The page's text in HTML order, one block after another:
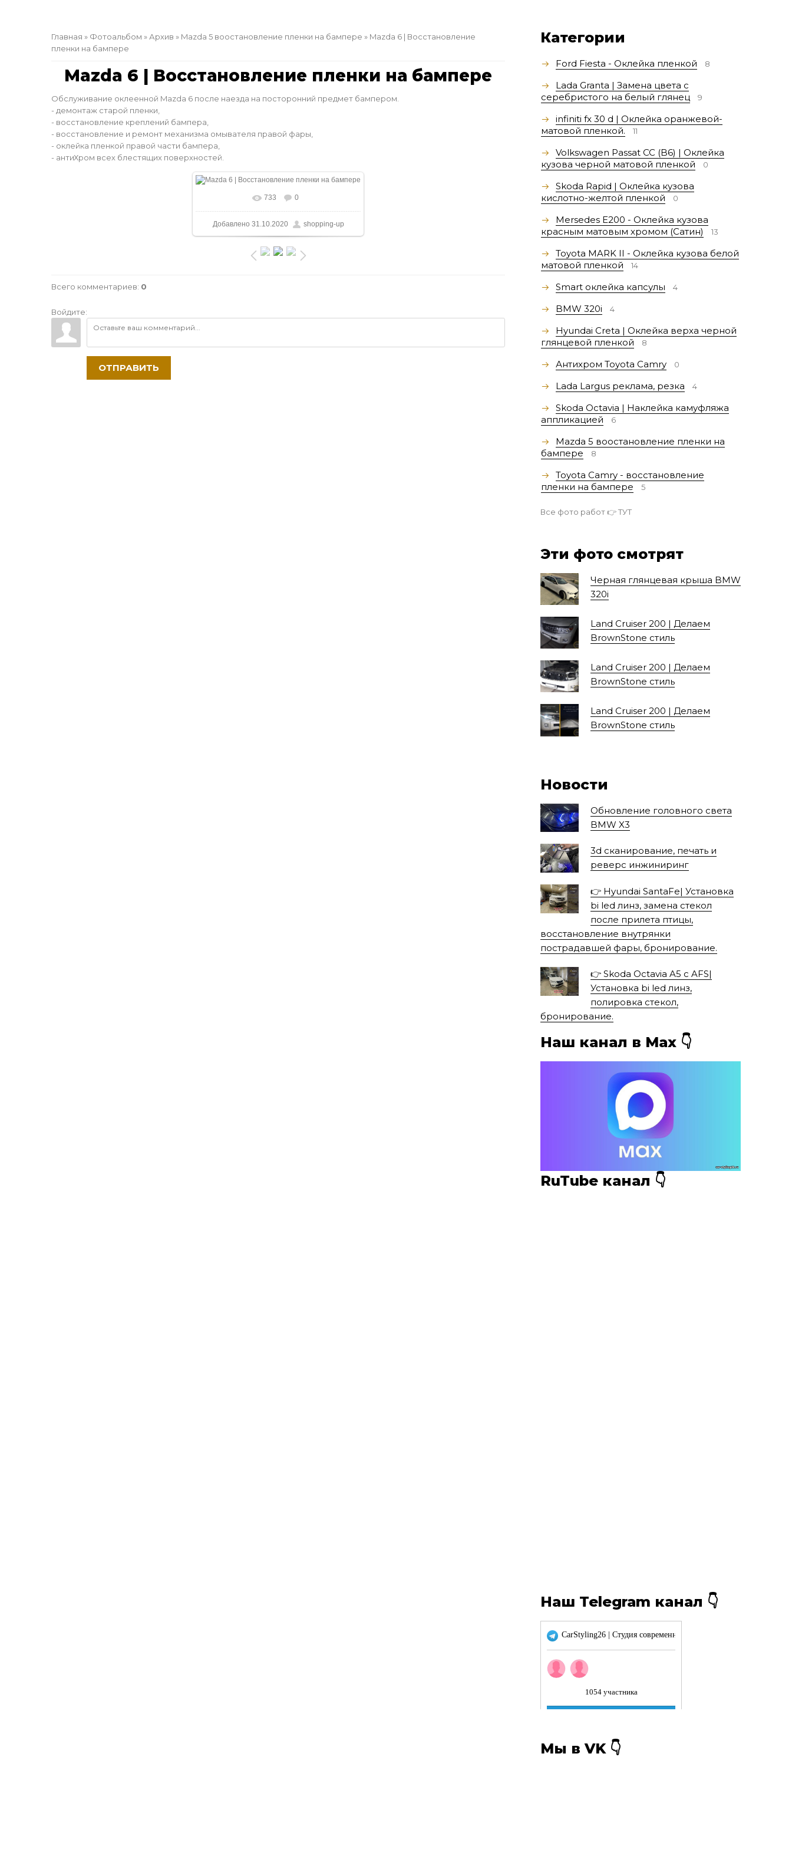
Главная » Фотоальбом » Архив » Mazda 5 воостановление пленки на бампере » Mazda 6 | Восстановление
пленки на бампере
Mazda 6 | Восстановление пленки на бампере
Обслуживание оклеенной Mazda 6 после наезда на посторонний предмет бампером.
- демонтаж старой пленки,
- восстановление креплений бампера,
- восстановление и ремонт механизма омывателя правой фары,
- оклейка пленкой правой части бампера,
- антиХром всех блестящих поверхностей.
В реальном размере 1170x878
733 0
Добавлено 31.10.2020 shopping-up
Всего комментариев: 0
Войдите:
ОТПРАВИТЬ
Категории
Ford Fiesta - Оклейка пленкой 8
Lada Granta | Замена цвета с
серебристого на белый глянец
9
infiniti fx 30 d | Оклейка оранжевой-
матовой пленкой.
11
Volkswagen Passat СС (B6) | Оклейка
кузова черной матовой пленкой
0
Skoda Rapid | Оклейка кузова
кислотно-желтой пленкой
0
Mersedes E200 - Оклейка кузова
красным матовым хромом (Сатин)
13
Toyota MARK II - Оклейка кузова белой
матовой пленкой
14
Smart оклейка капсулы 4
BMW 320i 4
Hyundai Creta | Оклейка верха черной
глянцевой пленкой
8
Антихром Toyota Camry 0
Lada Largus реклама, резка 4
Skoda Octavia | Наклейка камуфляжа
аппликацией
6
Mazda 5 воостановление пленки на
бампере
8
Toyota Camry - восстановление
пленки на бампере
5
Все фото работ 👉ТУТ
Эти фото смотрят
Черная глянцевая крыша BMW
320i
Land Cruiser 200 | Делаем
BrownStone стиль
Land Cruiser 200 | Делаем
BrownStone стиль
Land Cruiser 200 | Делаем
BrownStone стиль
Новости
Обновление головного света
BMW X3
3d сканирование, печать и
реверс инжиниринг
👉 Hyundai SantaFe| Установка
bi led линз, замена стекол
после прилета птицы,
восстановление внутрянки
пострадавшей фары, бронирование.
👉 Skoda Octavia A5 с AFS|
Установка bi led линз,
полировка стекол,
бронирование.
Наш канал в Мах 👇
RuTube канал 👇
Наш Telegram канал 👇
Мы в VK 👇